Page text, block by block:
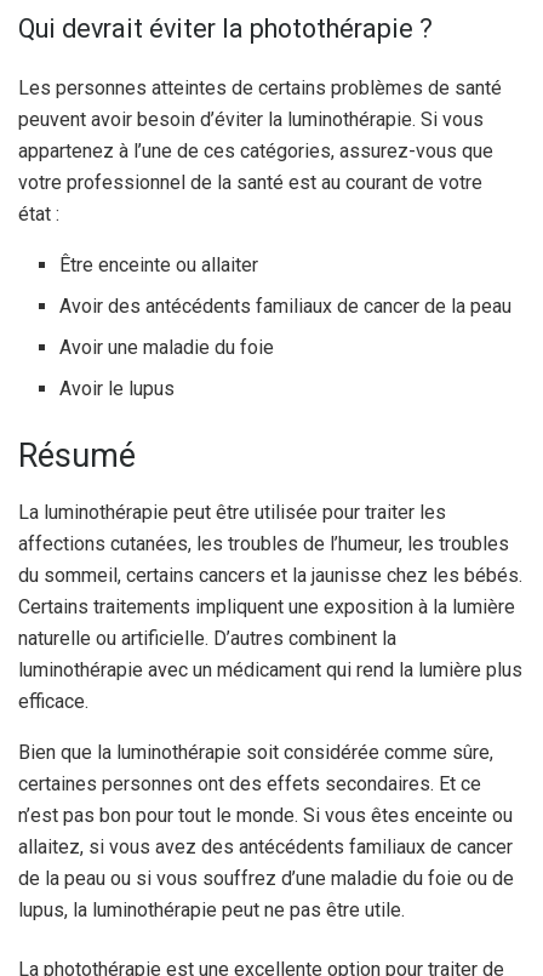
Qui devrait éviter la photothérapie ?
Les personnes atteintes de certains problèmes de santé
peuvent avoir besoin d’éviter la luminothérapie. Si vous
appartenez à l’une de ces catégories, assurez-vous que
votre professionnel de la santé est au courant de votre
état :
Être enceinte ou allaiter
Avoir des antécédents familiaux de cancer de la peau
Avoir une maladie du foie
Avoir le lupus
Résumé
La luminothérapie peut être utilisée pour traiter les
affections cutanées, les troubles de l’humeur, les troubles
du sommeil, certains cancers et la jaunisse chez les bébés.
Certains traitements impliquent une exposition à la lumière
naturelle ou artificielle. D’autres combinent la
luminothérapie avec un médicament qui rend la lumière plus
efficace.
Bien que la luminothérapie soit considérée comme sûre,
certaines personnes ont des effets secondaires. Et ce
n’est pas bon pour tout le monde. Si vous êtes enceinte ou
allaitez, si vous avez des antécédents familiaux de cancer
de la peau ou si vous souffrez d’une maladie du foie ou de
lupus, la luminothérapie peut ne pas être utile.
La photothérapie est une excellente option pour traiter de